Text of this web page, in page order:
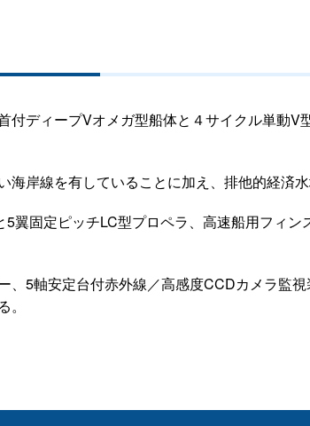
付ディープVオメガ型船体と４サイクル単動
海岸線を有していることに加え、排他的経済
翼固定ピッチLC型プロペラ、高速船用フィ
、5軸安定台付赤外線／高感度CCDカメラ監